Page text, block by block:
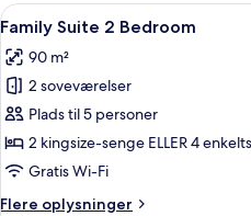
2
bedrooms
Indlæs
alle
billeder
af
Family
Suite
2
8
Family Suite 2 Bedroom
90 m²
2 soveværelser
Plads til 5 personer
2 kingsize-senge ELLER 4
Gratis Wi-Fi
Flere oplysninger
Flere